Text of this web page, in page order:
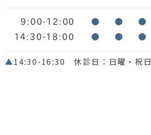
9:00-12:00 ● ● ●
14:30-18:00
● ● ●
▲14:30-16:30 休診日：日曜・祝日